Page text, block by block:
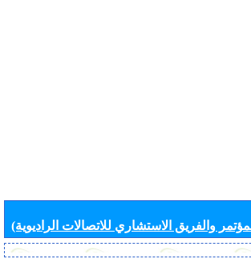
والفريق الاستشاري للاتصالات الراديوية)